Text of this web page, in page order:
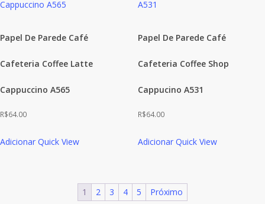
Papel De Parede Café
Cafeteria Coffee Latte
Cappuccino A565
R$64.00
Adicionar Quick View
Papel De Parede Café
Cafeteria Coffee Shop
Cappucino A531
R$64.00
Adicionar Quick View
1 2 3 4 5 Próximo